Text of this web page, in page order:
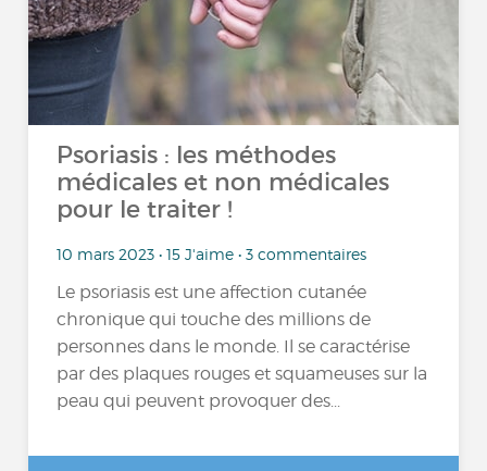
Psoriasis : les méthodes
médicales et non médicales
pour le traiter !
10 mars 2023 • 15 J'aime • 3 commentaires
Le psoriasis est une affection cutanée
chronique qui touche des millions de
personnes dans le monde. Il se caractérise
par des plaques rouges et squameuses sur la
peau qui peuvent provoquer des...